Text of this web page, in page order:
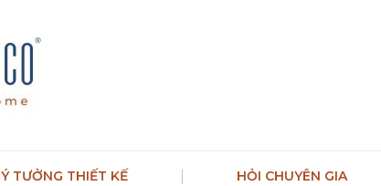
Ý TƯỞNG THIẾT KẾ HỎI CHUYÊN GIA